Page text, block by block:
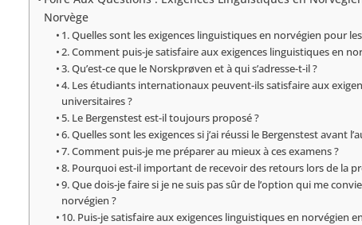
Norvège
1. Quelles sont les exigences linguistiques en norvégien pour
2. Comment puis-je satisfaire aux exigences linguistiques en
3. Qu’est-ce que le Norskprøven et à qui s’adresse-t-il ?
4. Les étudiants internationaux peuvent-ils satisfaire aux
universitaires ?
5. Le Bergenstest est-il toujours proposé ?
6. Quelles sont les exigences si j’ai réussi le Bergenstest avant
7. Comment puis-je me préparer au mieux à ces examens ?
8. Pourquoi est-il important de recevoir des retours lors de la
9. Que dois-je faire si je ne suis pas sûr de l’option qui me
norvégien ?
10. Puis-je satisfaire aux exigences linguistiques en norvégien